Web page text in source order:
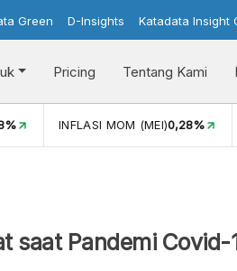
Green D-Insights Katadata Insight
Pricing Tentang Kami
INFLASI MOM (MEI)0,28%
saat Pandemi Covid-